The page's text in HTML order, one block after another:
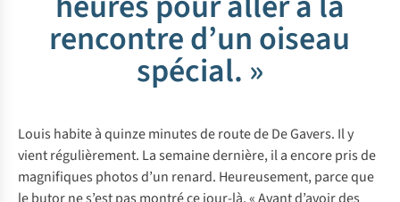
rencontre d’un oiseau
spécial. »
Louis habite à quinze minutes de route de De Gavers. Il y
vient régulièrement. La semaine dernière, il a encore pris de
magnifiques photos d’un renard. Heureusement, parce que